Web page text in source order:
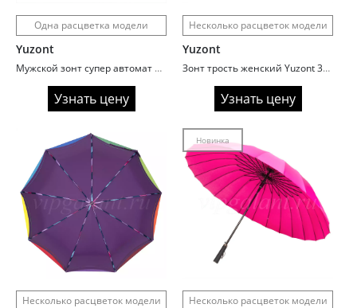
Одна расцветка модели
Yuzont
Мужской зонт супер автомат Yuzont 925-1 складной
Узнать цену
Несколько расцветок модели
Yuzont
Зонт трость женский Yuzont 314A 3D поливинил
Узнать цену
Несколько расцветок модели
Новинка
Несколько расцветок модели